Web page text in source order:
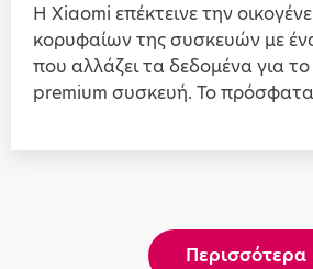
Η Xiaomi επέκτεινε την
κορυφαίων της συσκευών με
που αλλάζει τα δεδομένα για το
premium συσκευή. Το
Περισσότερα